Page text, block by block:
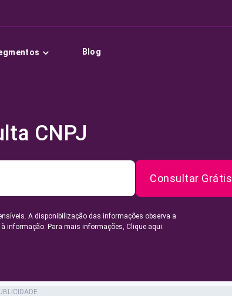
Blog
CNPJ
Consultar Grátis
A disponibilização das informações observa a
informação. Para mais informações, Clique aqui.